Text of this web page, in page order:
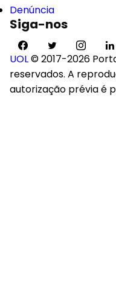
Denúncia
Siga-nos
UOL© 2017-2026
reservados. A
autorização prévia é